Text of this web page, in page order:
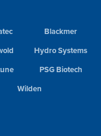
Blackmer
Hydro Systems
PSG Biotech
Wilden